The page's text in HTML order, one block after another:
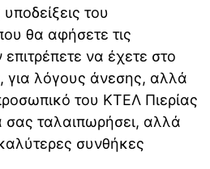
του
θα αφήσετε τις
να έχετε στο
για λόγους άνεσης, αλλά
του ΚΤΕΛ Πιερίας
σας ταλαιπωρήσει, αλλά
συνθήκες